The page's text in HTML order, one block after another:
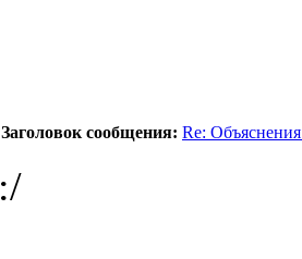
Заголовок сообщения: Re:
:/